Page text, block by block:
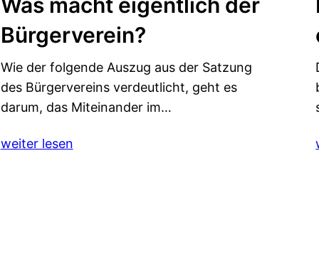
Was macht eigentlich der
Bürgerverein?
Wie der folgende Auszug aus der Satzung
des Bürgervereins verdeutlicht, geht es
darum, das Miteinander im…
weiter lesen